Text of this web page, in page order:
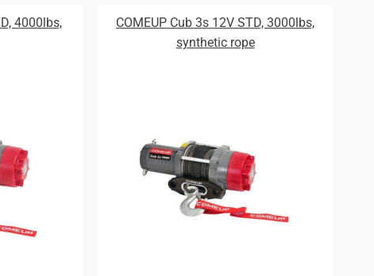
4000lbs,
COMEUP Cub 3s 12V STD, 3000lbs,
synthetic rope